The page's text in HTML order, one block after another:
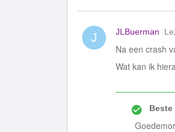
J JLBuerman
Na een crash
Wat kan ik